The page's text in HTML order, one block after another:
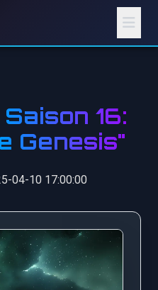
16:
Genesis"
04-10 17:00:00